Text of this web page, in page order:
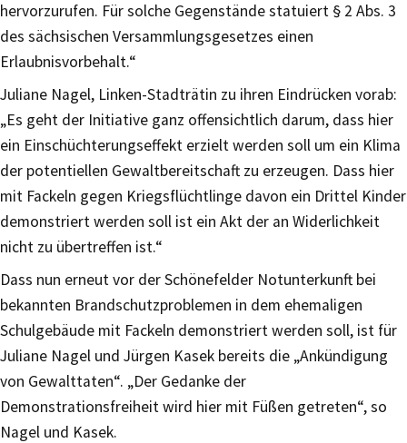
hervorzurufen. Für solche Gegenstände statuiert § 2 Abs. 3
des sächsischen Versammlungsgesetzes einen
Erlaubnisvorbehalt.“
Juliane Nagel, Linken-Stadträtin zu ihren Eindrücken vorab:
„Es geht der Initiative ganz offensichtlich darum, dass hier
ein Einschüchterungseffekt erzielt werden soll um ein Klima
der potentiellen Gewaltbereitschaft zu erzeugen. Dass hier
mit Fackeln gegen Kriegsflüchtlinge davon ein Drittel Kinder
demonstriert werden soll ist ein Akt der an Widerlichkeit
nicht zu übertreffen ist.“
Dass nun erneut vor der Schönefelder Notunterkunft bei
bekannten Brandschutzproblemen in dem ehemaligen
Schulgebäude mit Fackeln demonstriert werden soll, ist für
Juliane Nagel und Jürgen Kasek bereits die „Ankündigung
von Gewalttaten“. „Der Gedanke der
Demonstrationsfreiheit wird hier mit Füßen getreten“, so
Nagel und Kasek.